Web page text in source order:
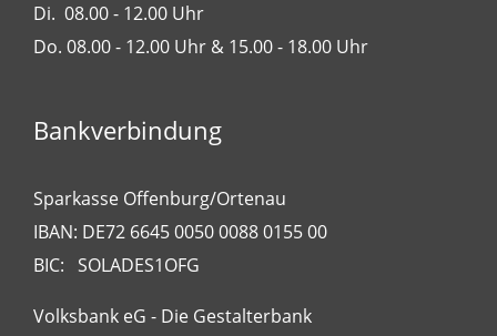
Di. 08.00 - 12.00 Uhr
Do. 08.00 - 12.00 Uhr & 15.00 - 18.00 Uhr
Bankverbindung
Sparkasse Offenburg/Ortenau
IBAN: DE72 6645 0050 0088 0155 00
BIC: SOLADES1OFG
Volksbank eG - Die Gestalterbank